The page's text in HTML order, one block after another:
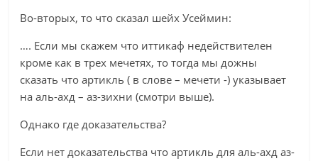
Во-вторых, то что сказал шейх Усеймин:
…. Если мы скажем что иттикаф недействителен
кроме как в трех мечетях, то тогда мы дожны
сказать что артикль ( в слове – мечети -) указывает
на аль-ахд – аз-зихни (смотри выше).
Однако где доказательства?
Если нет доказательства что артикль для аль-ахд аз-